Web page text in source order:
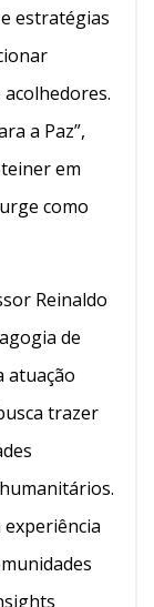
estratégias
a Paz”,
em
como
Reinaldo
de
atuação
trazer
experiência